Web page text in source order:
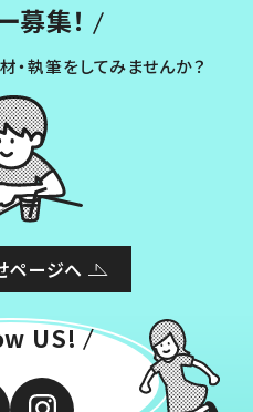
募集！
・執筆をしてみませんか？
ページへ
US!